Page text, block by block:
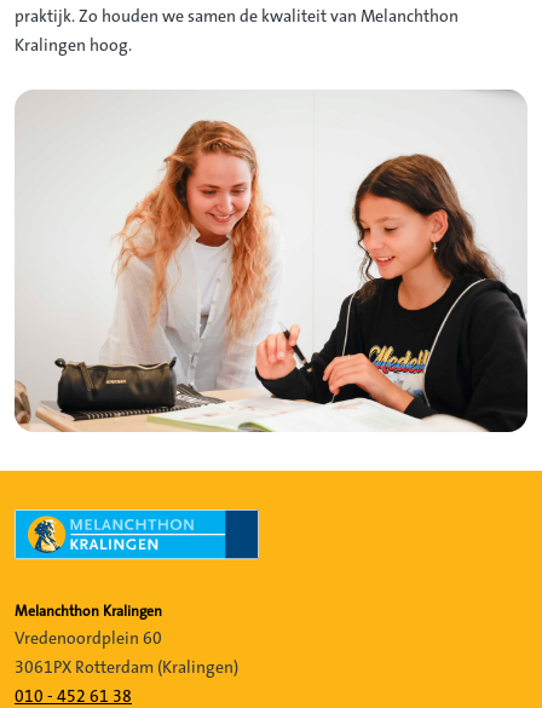
praktijk. Zo houden we samen de kwaliteit van Melanchthon
Kralingen hoog.
Melanchthon Kralingen
Vredenoordplein 60
3061PX Rotterdam (Kralingen)
010 - 452 61 38